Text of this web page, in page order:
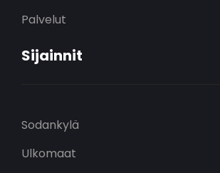
Palvelut
Sijainnit
Sodankylä
Ulkomaat